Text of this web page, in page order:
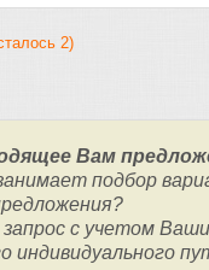
2)
Вам
подбор
с учетом
индивидуального